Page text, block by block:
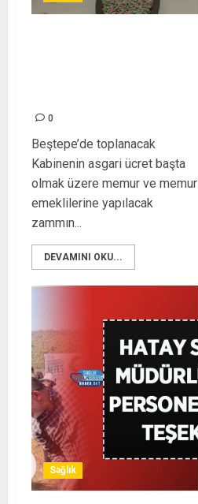
0
Beştepe’de toplanacak
Kabinenin asgari ücret başta
olmak üzere memur ve memur
emeklilerine yapılacak
zammın...
DEVAMINI OKU...
Sağlık